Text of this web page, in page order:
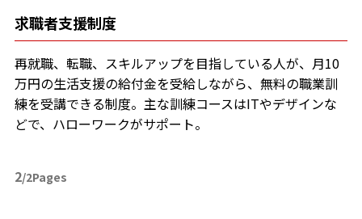
求職者支援制度
再就職、転職、スキルアップを目指している人が、月10
万円の生活支援の給付金を受給しながら、無料の職業訓
練を受講できる制度。主な訓練コースはITやデザインな
どで、ハローワークがサポート。
2/2Pages